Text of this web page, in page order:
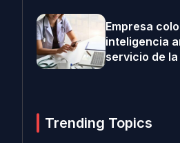
Empresa
inteligencia
servicio de
Trending Topics